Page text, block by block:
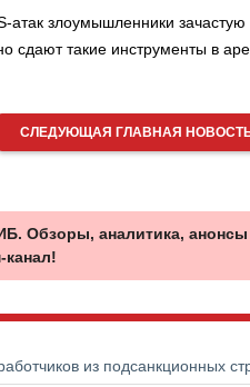
злоумышленники
сдают такие инструменты в
СЛЕДУЮЩАЯ ГЛАВНАЯ
Обзоры, аналитика, анонсы
канал!
из подсанкционных